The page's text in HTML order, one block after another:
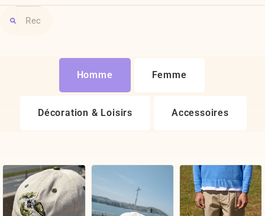
Homme Femme
Décoration & Loisirs Accessoires